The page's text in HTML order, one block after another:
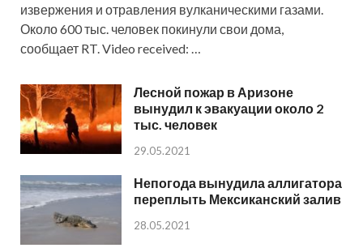
извержения и отравления вулканическими газами.
Около 600 тыс. человек покинули свои дома,
сообщает RT. Video received: …
Лесной пожар в Аризоне
вынудил к эвакуации около 2
тыс. человек
29.05.2021
Непогода вынудила аллигатора
переплыть Мексиканский залив
28.05.2021